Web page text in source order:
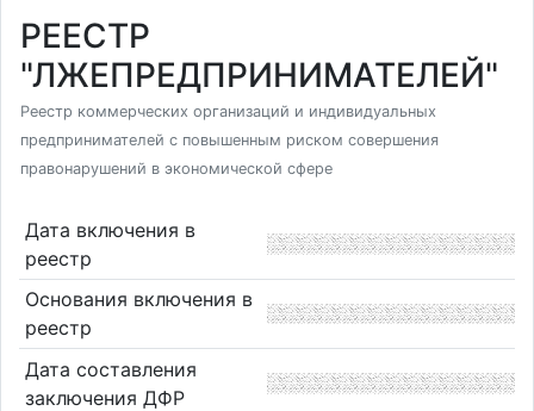
РЕЕСТР
"ЛЖЕПРЕДПРИНИМАТЕЛЕЙ"
Реестр коммерческих организаций и индивидуальных
предпринимателей с повышенным риском совершения
правонарушений в экономической сфере
Дата включения в
реестр
Основания включения в
реестр
Дата составления
заключения ДФР